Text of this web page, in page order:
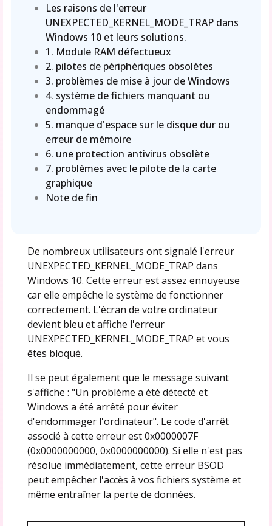
Les raisons de l'erreur
UNEXPECTED_KERNEL_MODE_TRAP dans
Windows 10 et leurs solutions.
1. Module RAM défectueux
2. pilotes de périphériques obsolètes
3. problèmes de mise à jour de Windows
4. système de fichiers manquant ou
endommagé
5. manque d'espace sur le disque dur ou
erreur de mémoire
6. une protection antivirus obsolète
7. problèmes avec le pilote de la carte
graphique
Note de fin
De nombreux utilisateurs ont signalé l'erreur
UNEXPECTED_KERNEL_MODE_TRAP dans
Windows 10. Cette erreur est assez ennuyeuse
car elle empêche le système de fonctionner
correctement. L'écran de votre ordinateur
devient bleu et affiche l'erreur
UNEXPECTED_KERNEL_MODE_TRAP et vous
êtes bloqué.
Il se peut également que le message suivant
s'affiche : "Un problème a été détecté et
Windows a été arrêté pour éviter
d'endommager l'ordinateur". Le code d'arrêt
associé à cette erreur est 0x0000007F
(0x0000000000, 0x0000000000). Si elle n'est pas
résolue immédiatement, cette erreur BSOD
peut empêcher l'accès à vos fichiers système et
même entraîner la perte de données.